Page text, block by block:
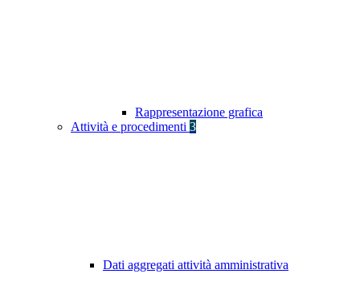
Rappresentazione grafica
Attività e procedimenti 3
Dati aggregati attività amministrativa